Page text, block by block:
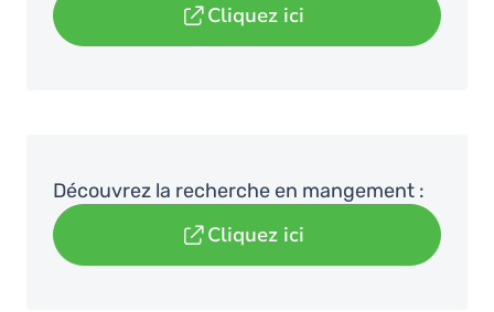
Cliquez ici
Découvrez la recherche en mangement :
Cliquez ici